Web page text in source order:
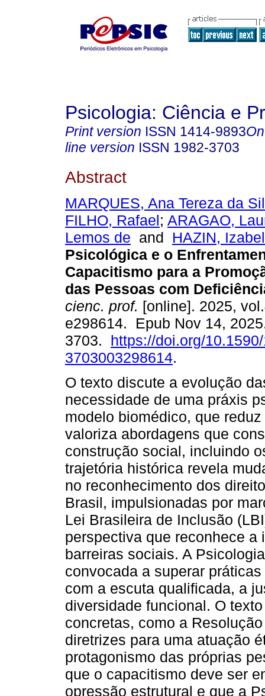
Psicologia: Ciência e
Print version ISSN 1414-9893
line version ISSN 1982-3703
Abstract
MARQUES, Ana Tereza da
FILHO, Rafael; ARAGAO,
Lemos de and HAZIN, Izabel
Psicológica e o
Capacitismo para a
das Pessoas com
cienc. prof. [online]. 2025,
e298614. Epub Nov 14,
3703. https://doi.org/
3703003298614.
O texto discute a evolução
necessidade de uma práxis
modelo biomédico, que
valoriza abordagens que
construção social, incluindo
trajetória histórica revela
no reconhecimento dos
Brasil, impulsionadas por
Lei Brasileira de Inclusão
perspectiva que reconhece a
barreiras sociais. A
convocada a superar
com a escuta qualificada, a
diversidade funcional. O
concretas, como a
diretrizes para uma atuação
protagonismo das próprias
que o capacitismo deve ser
opressão estrutural e que a